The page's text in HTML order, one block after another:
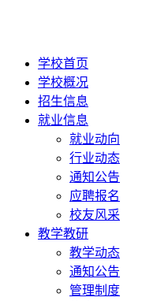
学校首页
学校概况
招生信息
就业信息
就业动向
行业动态
通知公告
应聘报名
校友风采
教学教研
教学动态
通知公告
管理制度